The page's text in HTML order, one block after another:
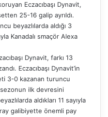
Eczacıbaşı Dynavit,
25-16 galip ayrıldı.
beyazlılarda aldığı 3
Kanadalı smaçör Alexa
Dynavit, farkı 13
Eczacıbaşı Dynavit’in
3-0 kazanan turuncu
ilk devresini
aldıkları 11 sayıyla
galibiyette önemli pay